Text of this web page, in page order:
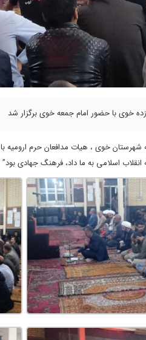
خوی با حضور امام جمعه خوی برگزار شد
و امام جمعه شهرستان خوی ، هیات مدافعان حرم
اسلامی به ما داد، فرهنگ جهادی